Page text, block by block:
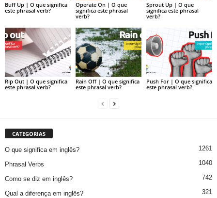
Buff Up | O que significa
este phrasal verb?
Operate On | O que
significa este phrasal
verb?
Sprout Up | O que
significa este phrasal
verb?
Rip Out | O que significa
este phrasal verb?
Rain Off | O que significa
este phrasal verb?
Push For | O que significa
este phrasal verb?
CATEGORIAS
O que significa em inglês? 1261
Phrasal Verbs 1040
Como se diz em inglês? 742
Qual a diferença em inglês? 321